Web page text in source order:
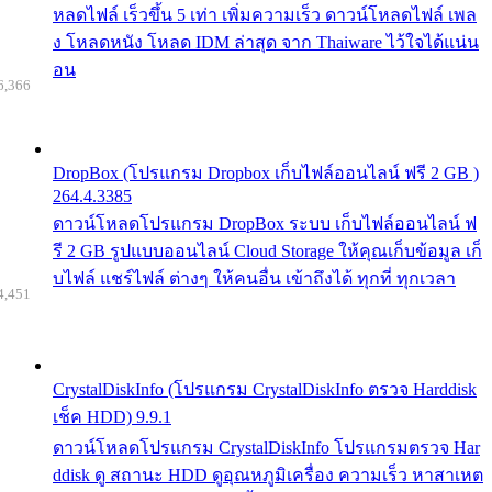
หลดไฟล์ เร็วขึ้น 5 เท่า เพิ่มความเร็ว ดาวน์โหลดไฟล์ เพล
ง โหลดหนัง โหลด IDM ล่าสุด จาก Thaiware ไว้ใจได้แน่น
อน
DropBox (โปรแกรม Dropbox เก็บไฟล์ออนไลน์ ฟรี 2 GB )
264.4.3385
ดาวน์โหลดโปรแกรม DropBox ระบบ เก็บไฟล์ออนไลน์ ฟ
รี 2 GB รูปแบบออนไลน์ Cloud Storage ให้คุณเก็บข้อมูล เก็
บไฟล์ แชร์ไฟล์ ต่างๆ ให้คนอื่น เข้าถึงได้ ทุกที่ ทุกเวลา
CrystalDiskInfo (โปรแกรม CrystalDiskInfo ตรวจ Harddisk
เช็ค HDD) 9.9.1
ดาวน์โหลดโปรแกรม CrystalDiskInfo โปรแกรมตรวจ Har
ddisk ดู สถานะ HDD ดูอุณหภูมิเครื่อง ความเร็ว หาสาเหต